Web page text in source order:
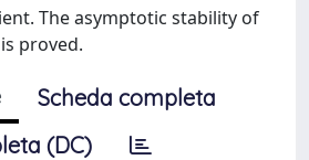
The asymptotic stability of
proved.
Scheda completa
(DC)